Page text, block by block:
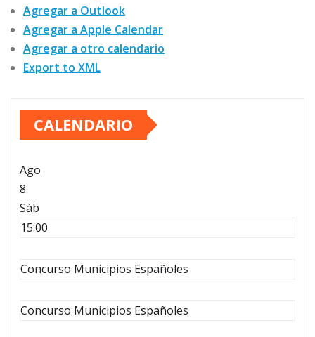
Agregar a Outlook
Agregar a Apple Calendar
Agregar a otro calendario
Export to XML
CALENDARIO
Ago
8
Sáb
15:00
Concurso Municipios Españoles
Concurso Municipios Españoles